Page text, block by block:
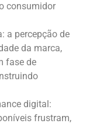
consumidor
a percepção de
da marca,
fase de
digital:
frustram,